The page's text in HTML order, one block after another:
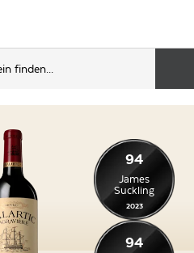
94
James
Suckling
2023
94